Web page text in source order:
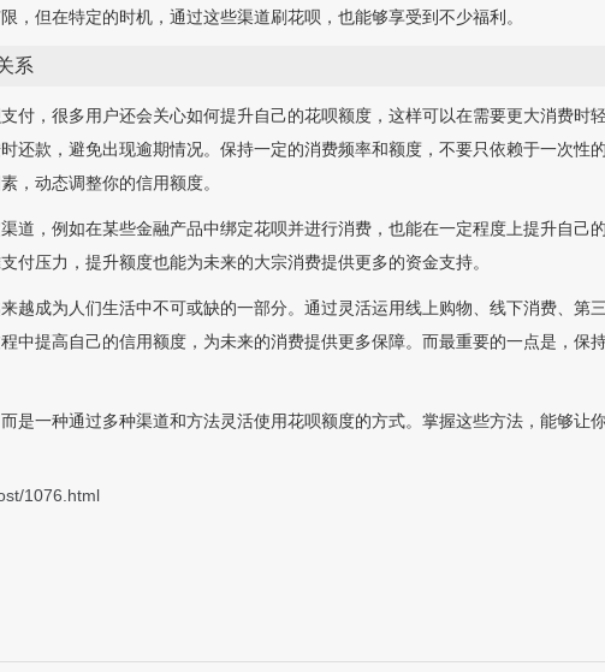
，但在特定的时机，通过这些渠道刷花呗，也能够享受到不少福利。
系
付，很多用户还会关心如何提升自己的花呗额度，这样可以在需要更大消费时
还款，避免出现逾期情况。保持一定的消费频率和额度，不要只依赖于一次性
，动态调整你的信用额度。
道，例如在某些金融产品中绑定花呗并进行消费，也能在一定程度上提升自己
付压力，提升额度也能为未来的大宗消费提供更多的资金支持。
越成为人们生活中不可或缺的一部分。通过灵活运用线上购物、线下消费、第
中提高自己的信用额度，为未来的消费提供更多保障。而最重要的一点是，保
是一种通过多种渠道和方法灵活使用花呗额度的方式。掌握这些方法，能够让
1076.html